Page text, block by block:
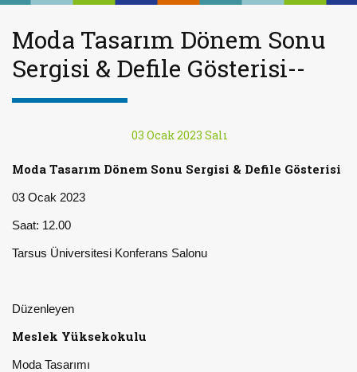
Moda Tasarım Dönem Sonu
Sergisi & Defile Gösterisi--
03 Ocak 2023 Salı
Moda Tasarım Dönem Sonu Sergisi & Defile Gösterisi
03 Ocak 2023
Saat: 12.00
Tarsus Üniversitesi Konferans Salonu
Düzenleyen
Meslek Yüksekokulu
Moda Tasarımı